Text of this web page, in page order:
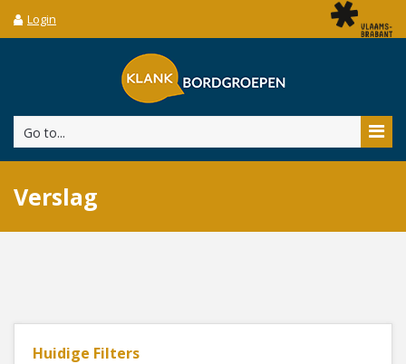
Login
Go to...
Verslag
Huidige Filters